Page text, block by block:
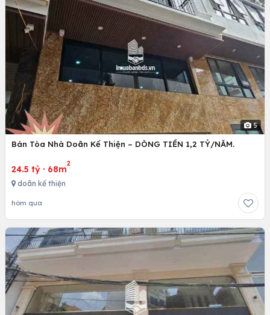
5
Bán Tòa Nhà Doãn Kế Thiện – DÒNG TIỀN 1,2 TỶ/NĂM.
24.5 tỷ · 68m
2
doãn kế thiện
hôm qua